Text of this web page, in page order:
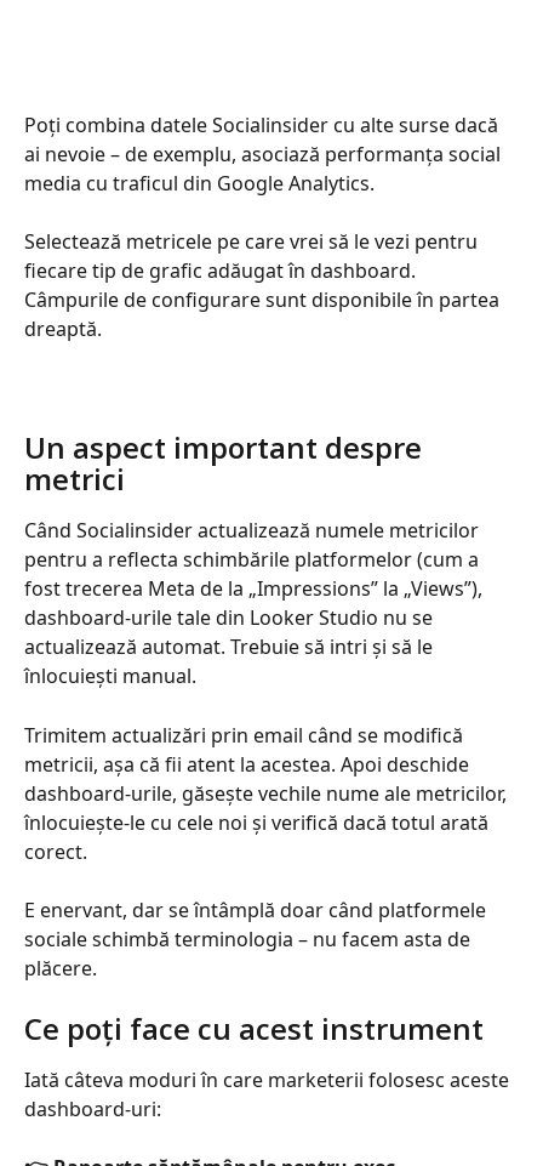
Poți combina datele Socialinsider cu alte surse dacă
ai nevoie – de exemplu, asociază performanța social
media cu traficul din Google Analytics.
Selectează metricele pe care vrei să le vezi pentru
fiecare tip de grafic adăugat în dashboard.
Câmpurile de configurare sunt disponibile în partea
dreaptă.
Un aspect important despre
metrici
Când Socialinsider actualizează numele metricilor
pentru a reflecta schimbările platformelor (cum a
fost trecerea Meta de la „Impressions” la „Views”),
dashboard-urile tale din Looker Studio nu se
actualizează automat. Trebuie să intri și să le
înlocuiești manual.
Trimitem actualizări prin email când se modifică
metricii, așa că fii atent la acestea. Apoi deschide
dashboard-urile, găsește vechile nume ale metricilor,
înlocuiește-le cu cele noi și verifică dacă totul arată
corect.
E enervant, dar se întâmplă doar când platformele
sociale schimbă terminologia – nu facem asta de
plăcere.
Ce poți face cu acest instrument
Iată câteva moduri în care marketerii folosesc aceste
dashboard-uri: